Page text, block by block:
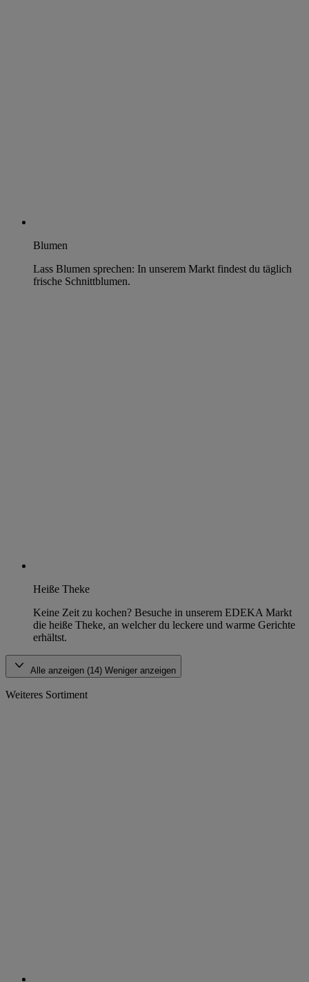
Blumen
Lass Blumen sprechen: In unserem Markt findest du täglich
frische Schnittblumen.
Heiße Theke
Keine Zeit zu kochen? Besuche in unserem EDEKA Markt
die heiße Theke, an welcher du leckere und warme Gerichte
erhältst.
Alle anzeigen (14) Weniger anzeigen
Weiteres Sortiment